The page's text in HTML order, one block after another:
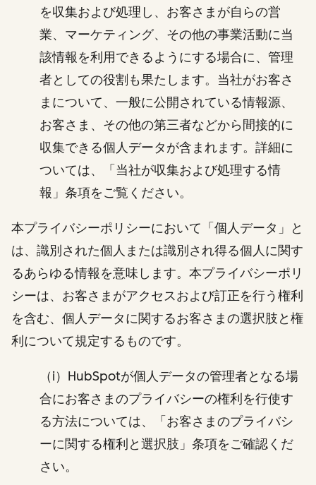
を収集および処理し、お客さまが自らの営
業、マーケティング、その他の事業活動に当
該情報を利用できるようにする場合に、管理
者としての役割も果たします。当社がお客さ
まについて、一般に公開されている情報源、
お客さま、その他の第三者などから間接的に
収集できる個人データが含まれます。詳細に
ついては、「当社が収集および処理する情
報」条項をご覧ください。
本プライバシーポリシーにおいて「個人データ」と
は、識別された個人または識別され得る個人に関す
るあらゆる情報を意味します。本プライバシーポリ
シーは、お客さまがアクセスおよび訂正を行う権利
を含む、個人データに関するお客さまの選択肢と権
利について規定するものです。
（i）HubSpotが個人データの管理者となる場
合にお客さまのプライバシーの権利を行使す
る方法については、「お客さまのプライバシ
ーに関する権利と選択肢」条項をご確認くだ
さい。